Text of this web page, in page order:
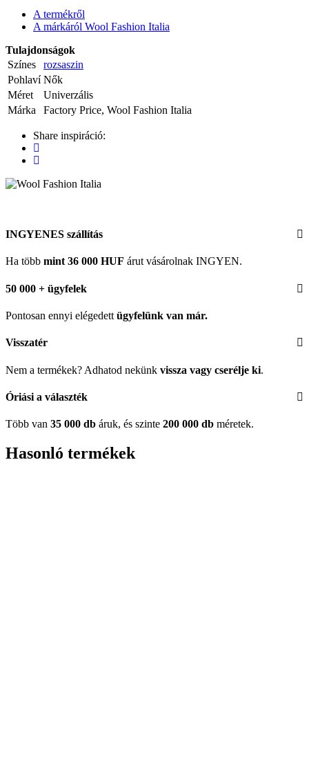
A termékről
A márkáról Wool Fashion Italia
Tulajdonságok
Színes
rozsaszin
Pohlaví Nők
Méret
Univerzális
Márka
Factory Price, Wool Fashion Italia
Share inspiráció:
INGYENES szállítás
Ha több mint 36 000 HUF árut vásárolnak INGYEN.
50 000 + ügyfelek
Pontosan ennyi elégedett ügyfelünk van már.
Visszatér
Nem a termékek? Adhatod nekünk vissza vagy cserélje ki.
Óriási a választék
Több van 35 000 db áruk, és szinte 200 000 db méretek.
Hasonló termékek